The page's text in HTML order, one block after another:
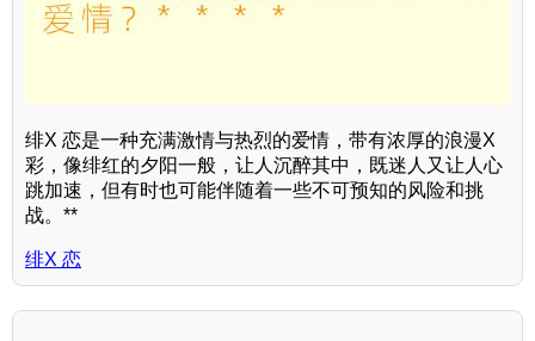
绯X 恋是一种充满激情与热烈的爱情，带有浓厚的浪漫X
彩，像绯红的夕阳一般，让人沉醉其中，既迷人又让人心
跳加速，但有时也可能伴随着一些不可预知的风险和挑
战。**
绯X 恋